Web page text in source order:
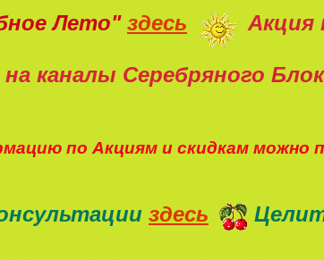
Лето" здесь Акция
каналы Серебряного
по Акциям и скидкам можно
здесь